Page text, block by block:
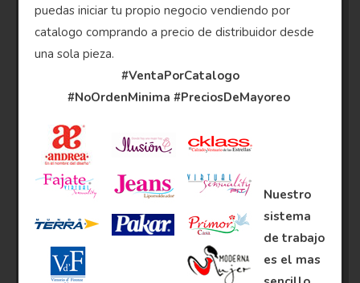
puedas iniciar tu propio negocio vendiendo por
catalogo comprando a precio de distribuidor desde
una sola pieza.
#VentaPorCatalogo
#NoOrdenMinima #PreciosDeMayoreo
Nuestro
sistema
de trabajo
es el mas